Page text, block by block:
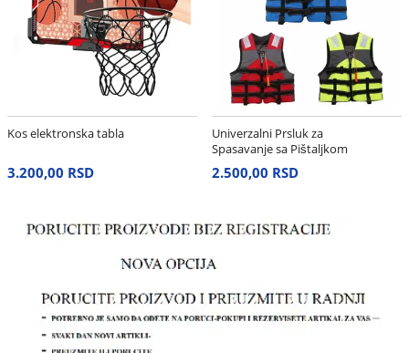
Kos elektronska tabla
3.200,00 RSD
Univerzalni Prsluk za
Spasavanje sa Pištaljkom
2.500,00 RSD